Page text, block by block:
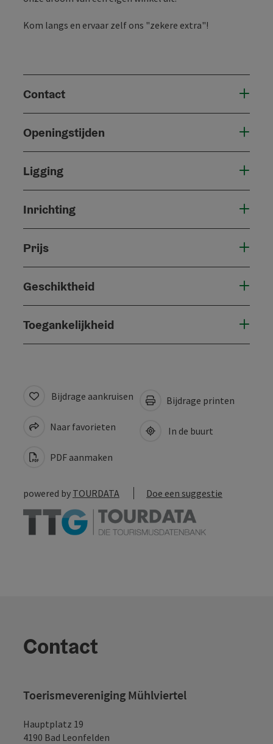
Kom langs en ervaar zelf ons "zekere extra"!
Contact
Openingstijden
Ligging
Inrichting
Prijs
Geschiktheid
Toegankelijkheid
Bijdrage aankruisen
Naar favorieten
PDF aanmaken
Bijdrage printen
In de buurt
powered by TOURDATA Doe een suggestie
Contact
Toerismevereniging Mühlviertel
Hauptplatz 19
4190 Bad Leonfelden